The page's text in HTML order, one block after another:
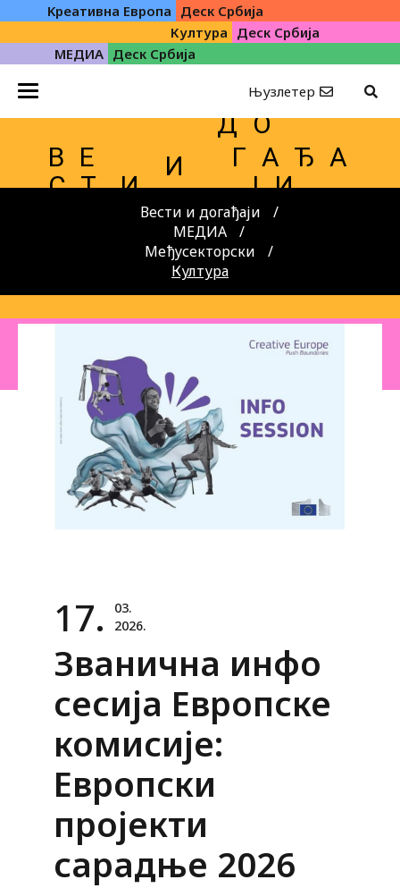
Kреативна Eвропа Деск Србија
Култура Деск Србија
МЕДИА Деск Србија
Њузлетер
Д О
В Е
И
Г А Ђ А
С Т И Ј И
Вести и догађаји
МЕДИА
Међусекторски
Култура
17.
03.
2026.
Званична инфо
сесија Европске
комисије:
Европски
пројекти
сарадње 2026